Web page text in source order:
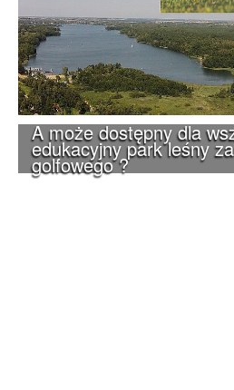
A może dostępny dla
edukacyjny park leśny
golfowego ?